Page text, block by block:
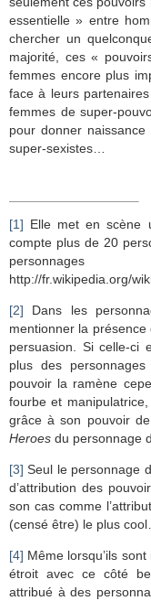
essentielle » entre
chercher un
majorité, ces «
femmes encore plus
face à leurs
femmes de super-
pour donner
super-sexistes…
[1] Elle met en scène
compte plus de 20
http://fr.wikipedia.org/
[2] Dans les
mentionner la présence
persuasion. Si celle-ci
plus des
pouvoir la ramène
fourbe et
grâce à son pouvoir
Heroes du personnage
[3] Seul le personnage
d’attribution des
son cas comme
(censé être) le plus
[4] Même lorsqu’ils
étroit avec ce côté
attribué à des